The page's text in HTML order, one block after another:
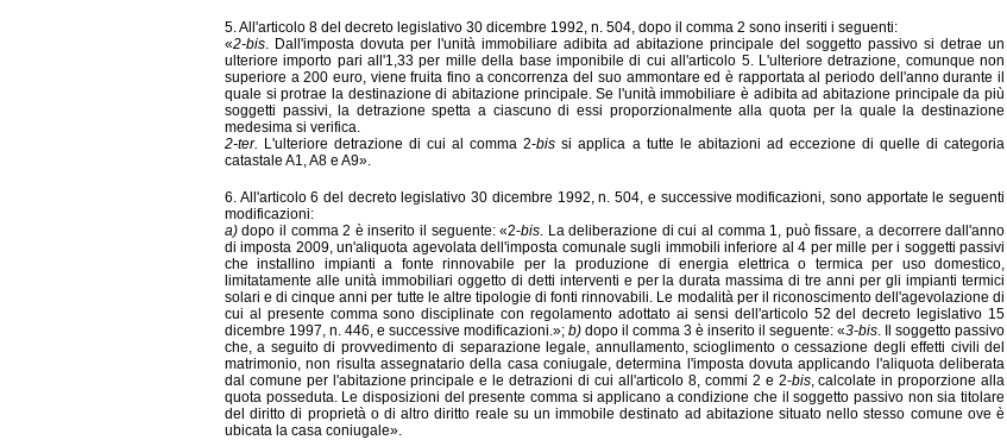
5. All'articolo 8 del decreto legislativo 30 dicembre 1992, n. 504, dopo il comma 2 sono inseriti i seguenti:
«2-bis. Dall'imposta dovuta per l'unità immobiliare adibita ad abitazione principale del soggetto passivo si detrae un
ulteriore importo pari all'1,33 per mille della base imponibile di cui all'articolo 5. L'ulteriore detrazione, comunque non
superiore a 200 euro, viene fruita fino a concorrenza del suo ammontare ed è rapportata al periodo dell'anno durante il
quale si protrae la destinazione di abitazione principale. Se l'unità immobiliare è adibita ad abitazione principale da più
soggetti passivi, la detrazione spetta a ciascuno di essi proporzionalmente alla quota per la quale la destinazione
medesima si verifica.
2-ter. L'ulteriore detrazione di cui al comma 2-bis si applica a tutte le abitazioni ad eccezione di quelle di categoria
catastale A1, A8 e A9».
6. All'articolo 6 del decreto legislativo 30 dicembre 1992, n. 504, e successive modificazioni, sono apportate le seguenti
modificazioni:
a)dopo il comma 2 è inserito il seguente: «2-bis. La deliberazione di cui al comma 1, può fissare, a decorrere dall'anno
di imposta 2009, un'aliquota agevolata dell'imposta comunale sugli immobili inferiore al 4 per mille per i soggetti passivi
che installino impianti a fonte rinnovabile per la produzione di energia elettrica o termica per uso domestico,
limitatamente alle unità immobiliari oggetto di detti interventi e per la durata massima di tre anni per gli impianti termici
solari e di cinque anni per tutte le altre tipologie di fonti rinnovabili. Le modalità per il riconoscimento dell'agevolazione di
cui al presente comma sono disciplinate con regolamento adottato ai sensi dell'articolo 52 del decreto legislativo 15
dicembre 1997, n. 446, e successive modificazioni.»; b)dopo il comma 3 è inserito il seguente: «3-bis. Il soggetto passivo
che, a seguito di provvedimento di separazione legale, annullamento, scioglimento o cessazione degli effetti civili del
matrimonio, non risulta assegnatario della casa coniugale, determina l'imposta dovuta applicando l'aliquota deliberata
dal comune per l'abitazione principale e le detrazioni di cui all'articolo 8, commi 2 e 2-bis, calcolate in proporzione alla
quota posseduta. Le disposizioni del presente comma si applicano a condizione che il soggetto passivo non sia titolare
del diritto di proprietà o di altro diritto reale su un immobile destinato ad abitazione situato nello stesso comune ove è
ubicata la casa coniugale».